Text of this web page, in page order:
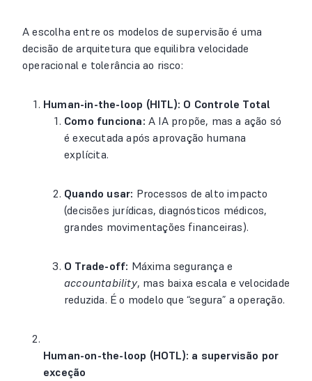
A escolha entre os modelos de supervisão é uma
decisão de arquitetura que equilibra velocidade
operacional e tolerância ao risco:
Human-in-the-loop (HITL): O Controle Total
Como funciona: A IA propõe, mas a ação só
é executada após aprovação humana
explícita.
Quando usar: Processos de alto impacto
(decisões jurídicas, diagnósticos médicos,
grandes movimentações financeiras).
O Trade-off: Máxima segurança e
accountability, mas baixa escala e velocidade
reduzida. É o modelo que “segura” a operação.
Human-on-the-loop (HOTL): a supervisão por
exceção